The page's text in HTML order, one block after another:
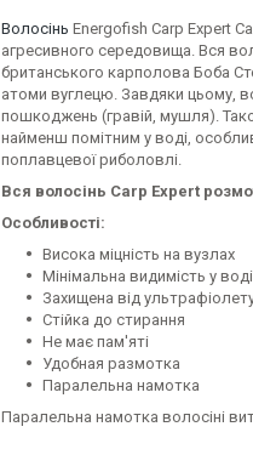
Волосінь Energofish Carp Expert
агресивного середовища. Вся
британського карполова Боба
атоми вуглецю. Завдяки цьому,
пошкоджень (гравій, мушля).
найменш помітним у воді,
поплавцевої риболовлі.
Вся волосінь Carp Expert
Особливості:
Висока міцність на вузлах
Мінімальна видимість у воді
Захищена від
Стійка до стирання
Не має пам'яті
Удобная размотка
Паралельна намотка
Паралельна намотка волосіні